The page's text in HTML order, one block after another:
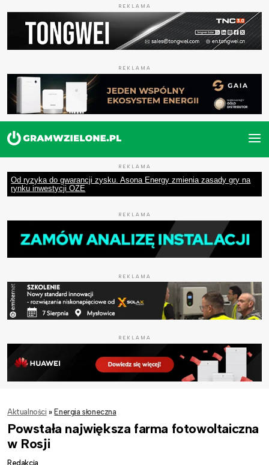
REKLAMA
REKLAMA
REKLAMA
Od ryzyka do gwarancji zysku. Asona Energy zmienia zasady gry na
rynku inwestycji OZE
REKLAMA
REKLAMA
REKLAMA
Aktualności » Energia słoneczna
Powstała największa farma fotowoltaiczna
w Rosji
Redakcja